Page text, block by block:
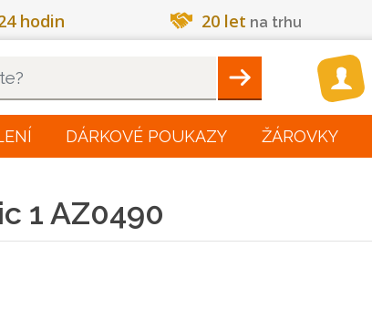
hodin 20 let na trhu
Hleadat
DÁRKOVÉ POUKAZY ŽÁROVKY
1 AZ0490